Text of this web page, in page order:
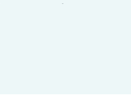
Dugo Selo